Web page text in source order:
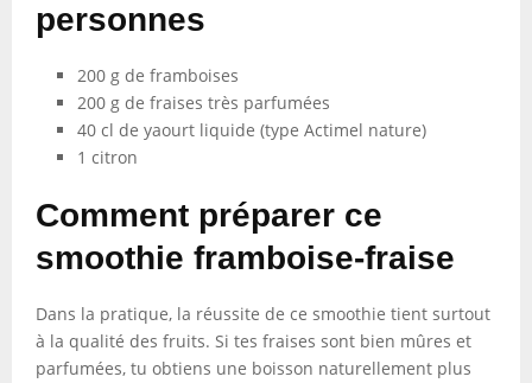
personnes
200 g de framboises
200 g de fraises très parfumées
40 cl de yaourt liquide (type Actimel nature)
1 citron
Comment préparer ce
smoothie framboise-fraise
Dans la pratique, la réussite de ce smoothie tient surtout
à la qualité des fruits. Si tes fraises sont bien mûres et
parfumées, tu obtiens une boisson naturellement plus